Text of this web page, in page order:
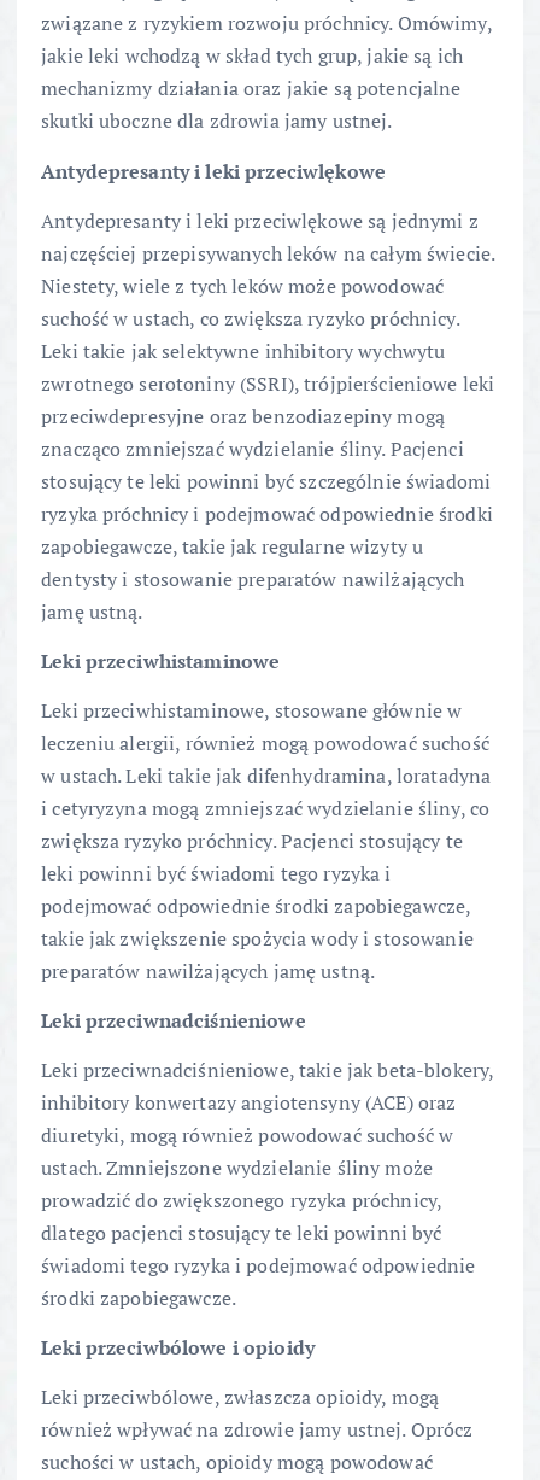
związane z ryzykiem rozwoju próchnicy. Omówimy,
jakie leki wchodzą w skład tych grup, jakie są ich
mechanizmy działania oraz jakie są potencjalne
skutki uboczne dla zdrowia jamy ustnej.
Antydepresanty i leki przeciwlękowe
Antydepresanty i leki przeciwlękowe są jednymi z
najczęściej przepisywanych leków na całym świecie.
Niestety, wiele z tych leków może powodować
suchość w ustach, co zwiększa ryzyko próchnicy.
Leki takie jak selektywne inhibitory wychwytu
zwrotnego serotoniny (SSRI), trójpierścieniowe leki
przeciwdepresyjne oraz benzodiazepiny mogą
znacząco zmniejszać wydzielanie śliny. Pacjenci
stosujący te leki powinni być szczególnie świadomi
ryzyka próchnicy i podejmować odpowiednie środki
zapobiegawcze, takie jak regularne wizyty u
dentysty i stosowanie preparatów nawilżających
jamę ustną.
Leki przeciwhistaminowe
Leki przeciwhistaminowe, stosowane głównie w
leczeniu alergii, również mogą powodować suchość
w ustach. Leki takie jak difenhydramina, loratadyna
i cetyryzyna mogą zmniejszać wydzielanie śliny, co
zwiększa ryzyko próchnicy. Pacjenci stosujący te
leki powinni być świadomi tego ryzyka i
podejmować odpowiednie środki zapobiegawcze,
takie jak zwiększenie spożycia wody i stosowanie
preparatów nawilżających jamę ustną.
Leki przeciwnadciśnieniowe
Leki przeciwnadciśnieniowe, takie jak beta-blokery,
inhibitory konwertazy angiotensyny (ACE) oraz
diuretyki, mogą również powodować suchość w
ustach. Zmniejszone wydzielanie śliny może
prowadzić do zwiększonego ryzyka próchnicy,
dlatego pacjenci stosujący te leki powinni być
świadomi tego ryzyka i podejmować odpowiednie
środki zapobiegawcze.
Leki przeciwbólowe i opioidy
Leki przeciwbólowe, zwłaszcza opioidy, mogą
również wpływać na zdrowie jamy ustnej. Oprócz
suchości w ustach, opioidy mogą powodować